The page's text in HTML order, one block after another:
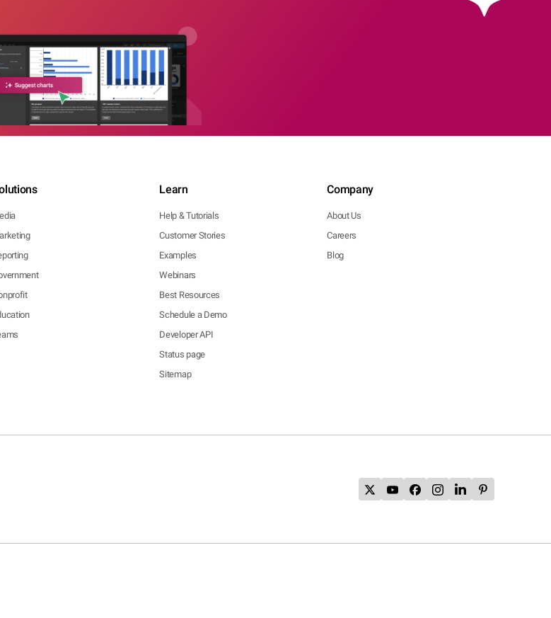
Learn
Help & Tutorials
Customer Stories
Examples
Webinars
Best Resources
Schedule a Demo
Developer API
Status page
Sitemap
Company
About Us
Careers
Blog